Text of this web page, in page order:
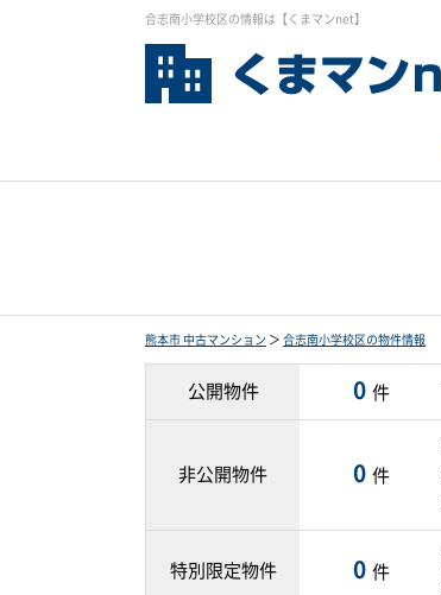
合志南小学校区の情報は【くまマンnet】
熊本市 中古マンション ＞ 合志南小学校区の物件情報
公開物件 0 件
非公開物件 0 件
特別限定物件 0 件